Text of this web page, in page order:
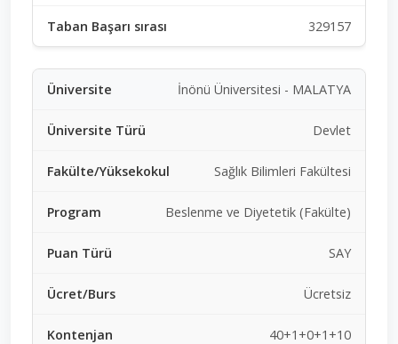
329157
İnönü Üniversitesi - MALATYA
Devlet
Sağlık Bilimleri Fakültesi
Beslenme ve Diyetetik (Fakülte)
SAY
Ücretsiz
40+1+0+1+10